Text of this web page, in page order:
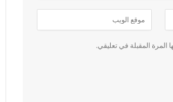
المرة المقبلة في تعليقي.